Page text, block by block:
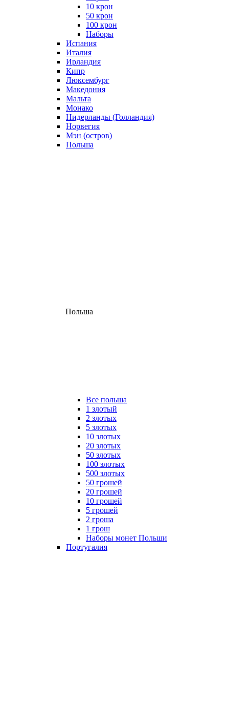
10 крон
50 крон
100 крон
Наборы
Испания
Италия
Ирландия
Кипр
Люксембург
Македония
Мальта
Монако
Нидерланды (Голландия)
Норвегия
Мэн (остров)
Польша
Польша
Все польша
1 злотый
2 злотых
5 злотых
10 злотых
20 злотых
50 злотых
100 злотых
500 злотых
50 грошей
20 грошей
10 грошей
5 грошей
2 гроша
1 грош
Наборы монет Польши
Португалия